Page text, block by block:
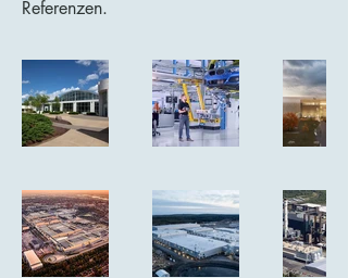
Referenzen.